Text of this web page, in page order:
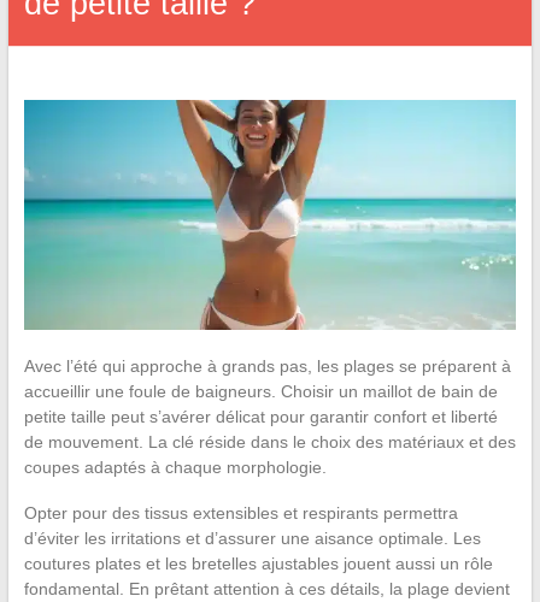
Avec l’été qui approche à grands pas, les plages se préparent à
accueillir une foule de baigneurs. Choisir un maillot de bain de
petite taille peut s’avérer délicat pour garantir confort et liberté
de mouvement. La clé réside dans le choix des matériaux et des
coupes adaptés à chaque morphologie.
Opter pour des tissus extensibles et respirants permettra
d’éviter les irritations et d’assurer une aisance optimale. Les
coutures plates et les bretelles ajustables jouent aussi un rôle
fondamental. En prêtant attention à ces détails, la plage devient